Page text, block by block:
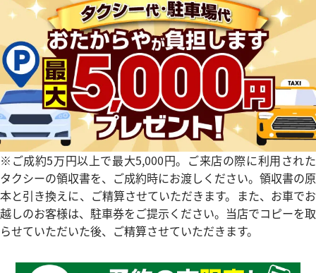
ットマスター 37 268622
格
日時点の参考買取価格です
ロレックス ヨットマスター
ウン
参考買取価格
2,186,000円
※2023年8月27日時点の参考
※ご成約5万円以上で最大5,000円。ご来店の際に利用された
タクシーの領収書を、ご成約時にお渡しください。領収書の原
本と引き換えに、ご精算させていただきます。また、お車でお
越しのお客様は、駐車券をご提示ください。当店でコピーを取
らせていただいた後、ご精算させていただきます。